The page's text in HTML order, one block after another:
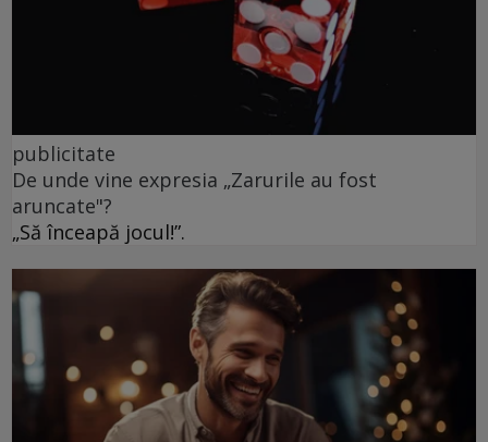
publicitate
De unde vine expresia „Zarurile au fost
aruncate"?
„Să înceapă jocul!”.